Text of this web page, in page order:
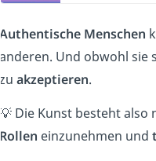
Authentische Menschen
anderen. Und obwohl sie
zu akzeptieren.
💡 Die Kunst besteht also
Rollen einzunehmen und